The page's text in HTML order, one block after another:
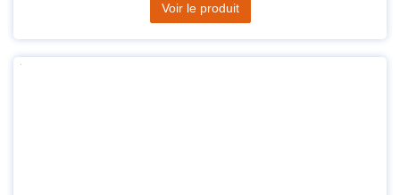
Voir le produit